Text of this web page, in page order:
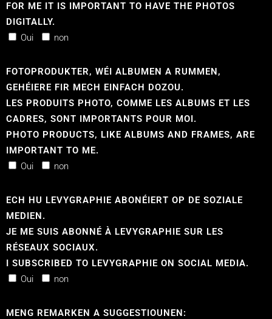
FOR ME IT IS IMPORTANT TO HAVE THE PHOTOS
DIGITALLY.
Oui
non
FOTOPRODUKTER, WÉI ALBUMEN A RUMMEN,
GEHÉIERE FIR MECH EINFACH DOZOU.
LES PRODUITS PHOTO, COMME LES ALBUMS ET LES
CADRES, SONT IMPORTANTS POUR MOI.
PHOTO PRODUCTS, LIKE ALBUMS AND FRAMES, ARE
IMPORTANT TO ME.
Oui
non
ECH HU LEVYGRAPHIE ABONÉIERT OP DE SOZIALE
MEDIEN.
JE ME SUIS ABONNÉ À LEVYGRAPHIE SUR LES
RÉSEAUX SOCIAUX.
I SUBSCRIBED TO LEVYGRAPHIE ON SOCIAL MEDIA.
Oui
non
MENG REMARKEN A SUGGESTIOUNEN: